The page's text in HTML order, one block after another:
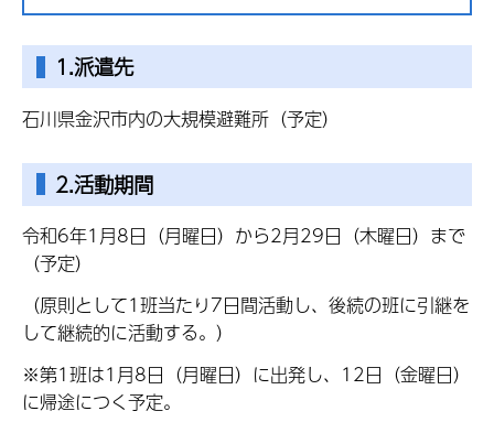
1.派遣先
石川県金沢市内の大規模避難所（予定）
2.活動期間
令和6年1月8日（月曜日）から2月29日（木曜日）まで
（予定）
（原則として1班当たり7日間活動し、後続の班に引継を
して継続的に活動する。）
※第1班は1月8日（月曜日）に出発し、12日（金曜日）
に帰途につく予定。